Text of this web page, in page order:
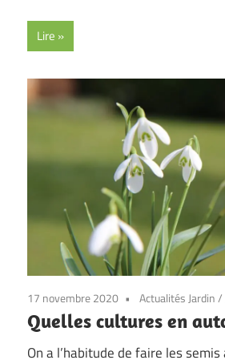
Lire
17 novembre 2020 Actualités Jardin/
Quelles cultures en
On a l’habitude de faire les